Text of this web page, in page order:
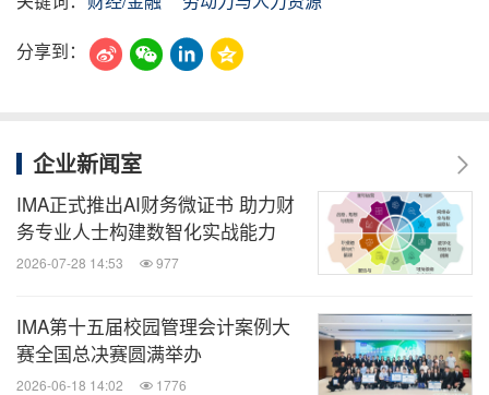
分享到：
企业新闻室
IMA正式推出AI财务微证书 助力财
务专业人士构建数智化实战能力
2026-07-28 14:53 977
IMA第十五届校园管理会计案例大
赛全国总决赛圆满举办
2026-06-18 14:02 1776